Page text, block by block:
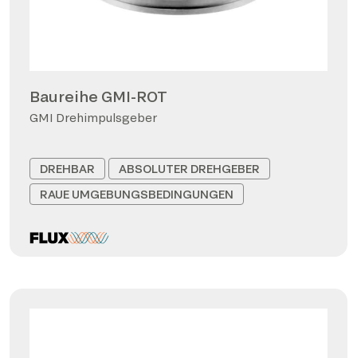
Baureihe GMI-ROT
GMI Drehimpulsgeber
DREHBAR
ABSOLUTER DREHGEBER
RAUE UMGEBUNGSBEDINGUNGEN